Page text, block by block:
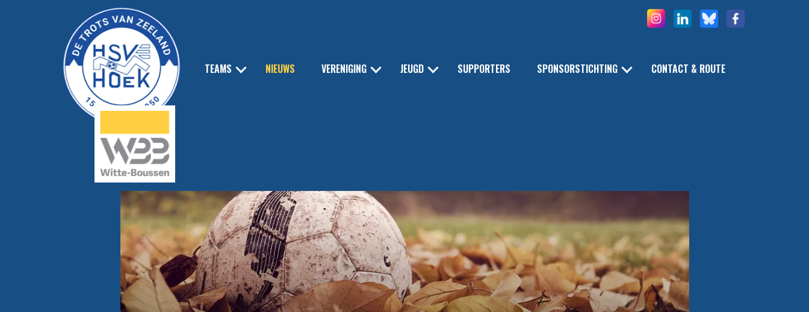
TEAMS NIEUWS VERENIGING JEUGD SUPPORTERS SPONSORSTICHTING CONTACT & ROUTE
Bekijk alle foto's